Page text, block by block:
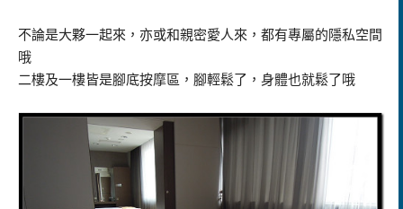
不論是大夥一起來，亦或和親密愛人來，都有專屬的隱私空間
哦
二樓及一樓皆是腳底按摩區，腳輕鬆了，身體也就鬆了哦